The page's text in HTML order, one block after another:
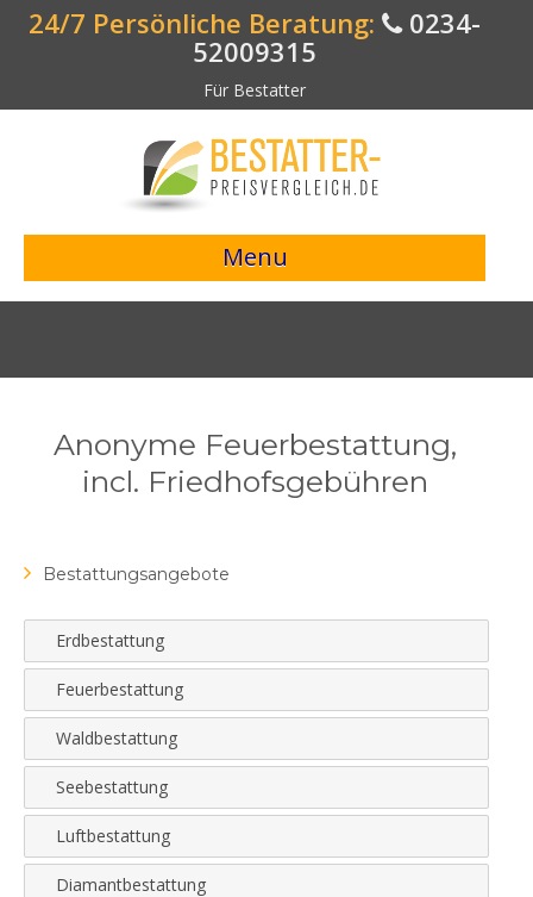
24/7 Persönliche Beratung:
0234-
52009315
Für Bestatter
Menu
> Preisvergleich starten <
Bestattungsvorsorge
Anonyme Feuerbestattung,
incl. Friedhofsgebühren
Bestattungsangebote
Erdbestattung
Feuerbestattung
Waldbestattung
Seebestattung
Luftbestattung
Diamantbestattung